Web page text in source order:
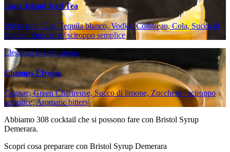
Long Island Iced Tea
White rum, Gin, Tequila blanco, Vodka, Cointreau, Cola, Succo di
limone, Zucchero / sciroppo semplice
Eleganza in ogni sorso.
Champs-Élysées
Cognac, Green Chartreuse, Succo di limone, Zucchero / sciroppo
semplice, Aromatic bitters
Abbiamo 308 cocktail che si possono fare con Bristol Syrup
Demerara.
Scopri cosa preparare con Bristol Syrup Demerara